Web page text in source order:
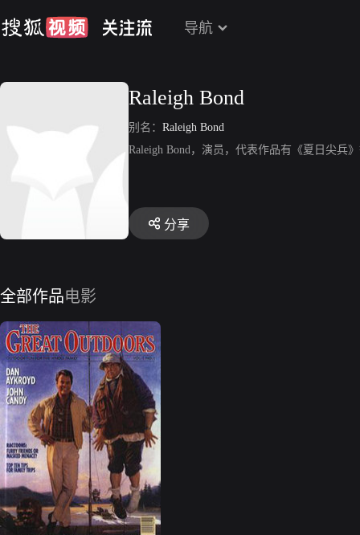
导航
Raleigh Bond
别名： Raleigh Bond
Raleigh Bond，演员，代表作品有《夏日尖兵
分享
全部作品电影